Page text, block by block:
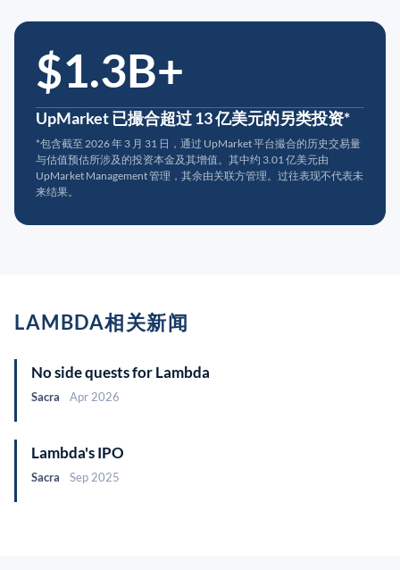
$1.3B+
UpMarket 已撮合超过 13 亿美元的另类投资*
*包含截至 2026 年 3 月 31 日，通过 UpMarket 平台撮合的历史交易量
与估值预估所涉及的投资本金及其增值。其中约 3.01 亿美元由
UpMarket Management 管理，其余由关联方管理。过往表现不代表未
来结果。
LAMBDA相关新闻
No side quests for Lambda
Sacra Apr 2026
Lambda's IPO
Sacra Sep 2025